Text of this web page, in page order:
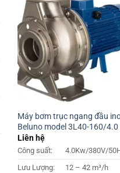
Máy bơm trục ngang đầu
Beluno model 3L40-160/4.0
Liên hệ
Công suất:
4.0Kw/380V/
Lưu Lượng:
12 – 42 m³/h